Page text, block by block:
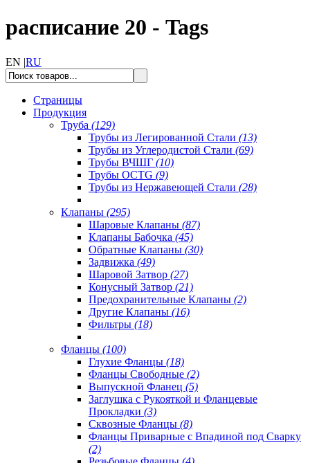
расписание 20 - Tags
EN |RU
Страницы
Продукция
Труба (129)
Трубы из Легированной Стали (13)
Трубы из Углеродистой Стали (69)
Трубы ВЧШГ (10)
Трубы OCTG (9)
Трубы из Нержавеющей Стали (28)
Клапаны (295)
Шаровые Клапаны (87)
Клапаны Бабочка (45)
Обратные Клапаны (30)
Задвижка (49)
Шаровой Затвор (27)
Конусный Затвор (21)
Предохранительные Клапаны (2)
Другие Клапаны (16)
Фильтры (18)
Фланцы (100)
Глухие Фланцы (18)
Фланцы Свободные (2)
Выпускной Фланец (5)
Заглушка с Рукояткой и Фланцевые
Прокладки (3)
Сквозные Фланцы (8)
Фланцы Приварные с Впадиной под Сварку
(2)